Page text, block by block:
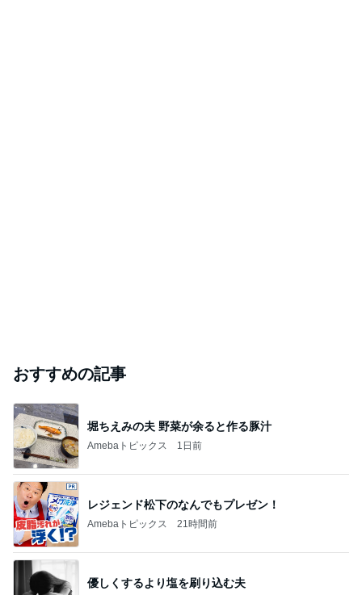
おすすめの記事
堀ちえみの夫 野菜が余ると作る豚汁
Amebaトピックス 1日前
レジェンド松下のなんでもプレゼン！
Amebaトピックス 21時間前
優しくするより塩を刷り込む夫